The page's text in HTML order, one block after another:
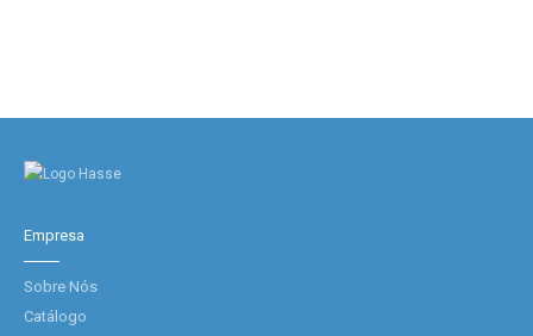
Empresa
Sobre Nós
Catálogo